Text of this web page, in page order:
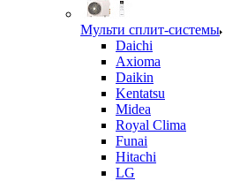
Мульти сплит-системы
Daichi
Axioma
Daikin
Kentatsu
Midea
Royal Clima
Funai
Hitachi
LG